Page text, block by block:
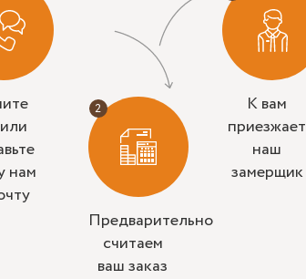
нам
Предварительно
считаем
ваш заказ
К вам
приезжает
наш
замерщик